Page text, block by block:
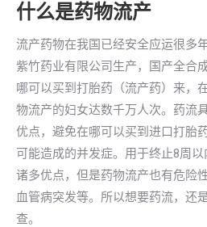
什么是药物流产
流产药物在我国已经安全应运很多
紫竹药业有限公司生产，国产全合
哪可以买到打胎药（流产药）来，
物流产的妇女达数千万人次。药流
优点，避免在哪可以买到进口打胎
可能造成的并发症。用于终止8周
诸多优点，但是药物流产也有危险
血管病突发等。所以想要药流，还
查。